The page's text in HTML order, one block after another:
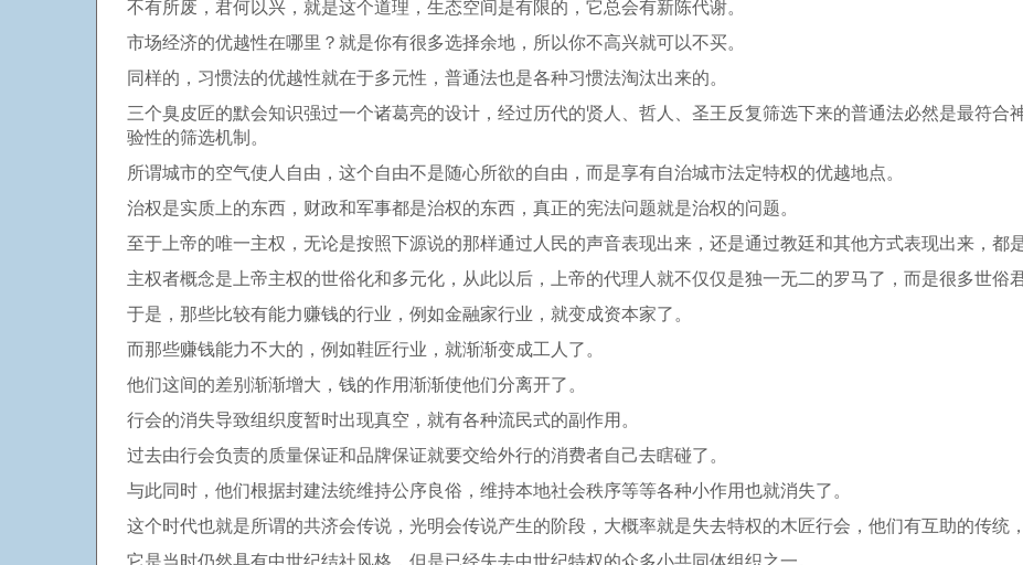
不有所废，君何以兴，就是这个道理，生态空间是有限的，它总会有新陈代谢。
市场经济的优越性在哪里？就是你有很多选择余地，所以你不高兴就可以不买。
同样的，习惯法的优越性就在于多元性，普通法也是各种习惯法淘汰出来的。
三个臭皮匠的默会知识强过一个诸葛亮的设计，经过历代的贤人、哲人、圣王反复筛选下来的普通法必然是最符合
验性的筛选机制。
所谓城市的空气使人自由，这个自由不是随心所欲的自由，而是享有自治城市法定特权的优越地点。
治权是实质上的东西，财政和军事都是治权的东西，真正的宪法问题就是治权的问题。
至于上帝的唯一主权，无论是按照下源说的那样通过人民的声音表现出来，还是通过教廷和其他方式表现出来，都
主权者概念是上帝主权的世俗化和多元化，从此以后，上帝的代理人就不仅仅是独一无二的罗马了，而是很多世俗君
于是，那些比较有能力赚钱的行业，例如金融家行业，就变成资本家了。
而那些赚钱能力不大的，例如鞋匠行业，就渐渐变成工人了。
他们这间的差别渐渐增大，钱的作用渐渐使他们分离开了。
行会的消失导致组织度暂时出现真空，就有各种流民式的副作用。
过去由行会负责的质量保证和品牌保证就要交给外行的消费者自己去瞎碰了。
与此同时，他们根据封建法统维持公序良俗，维持本地社会秩序等等各种小作用也就消失了。
这个时代也就是所谓的共济会传说，光明会传说产生的阶段，大概率就是失去特权的木匠行会，他们有互助的传统
它是当时仍然具有中世纪结社风格，但是已经失去中世纪特权的众多小共同体组织之一。